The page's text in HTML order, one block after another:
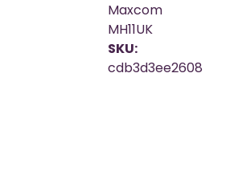
Maxcom
MH11UK
SKU:
cdb3d3ee2608